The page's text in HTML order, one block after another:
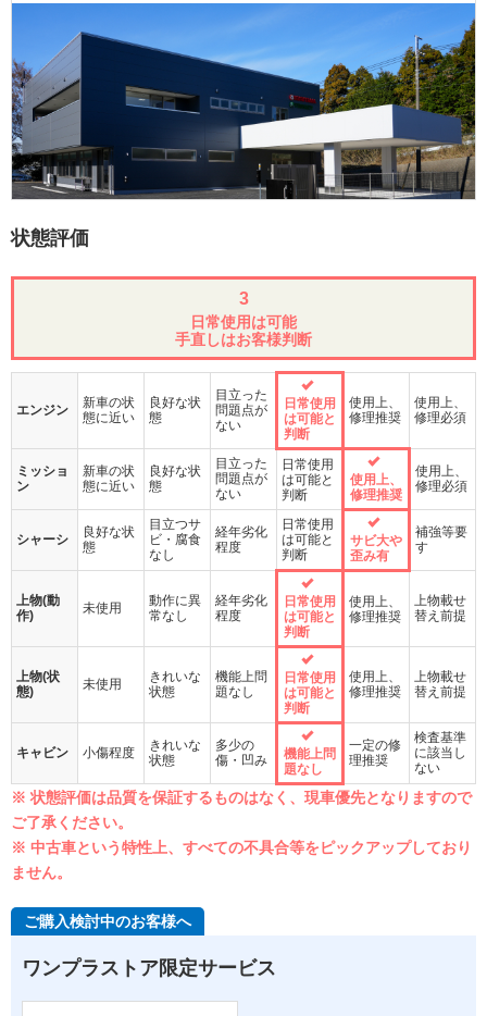
状態評価
3
日常使用は可能
手直しはお客様判断
エンジン
新車の状
態に近い
良好な状
態
目立った
問題点が
ない
日常使用
は可能と
判断
使用上、
修理推奨
使用上、
修理必須
ミッショ
ン
新車の状
態に近い
良好な状
態
目立った
問題点が
ない
日常使用
は可能と
判断
使用上、
修理推奨
使用上、
修理必須
シャーシ
良好な状
態
目立つサ
ビ・腐食
なし
経年劣化
程度
日常使用
は可能と
判断
サビ大や
歪み有
補強等要
す
上物(動
作)
未使用
動作に異
常なし
経年劣化
程度
日常使用
は可能と
判断
使用上、
修理推奨
上物載せ
替え前提
上物(状
態)
未使用
きれいな
状態
機能上問
題なし
日常使用
は可能と
判断
使用上、
修理推奨
上物載せ
替え前提
キャビン 小傷程度
きれいな
状態
多少の
傷・凹み
機能上問
題なし
一定の修
理推奨
検査基準
に該当し
ない
※ 状態評価は品質を保証するものはなく、現車優先となりますので
ご了承ください。
※ 中古車という特性上、すべての不具合等をピックアップしており
ません。
ご購入検討中のお客様へ
ワンプラストア限定サービス